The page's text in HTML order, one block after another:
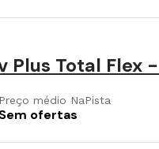
Plus Total Flex
Preço médio NaPista
Sem ofertas